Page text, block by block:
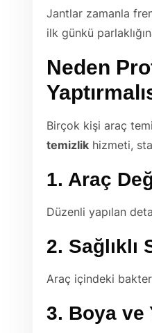
Jantlar zamanla
ilk günkü
Neden
Birçok kişi araç
temizlik hizmeti,
1. Araç
Düzenli yapılan
2. Sağlıklı
Araç içindeki
3. Boya ve